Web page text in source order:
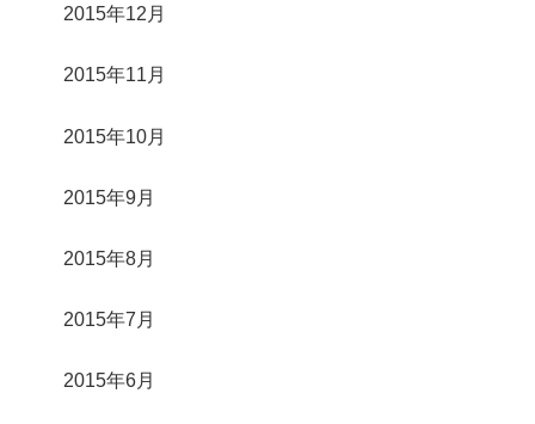
2015年12月
2015年11月
2015年10月
2015年9月
2015年8月
2015年7月
2015年6月